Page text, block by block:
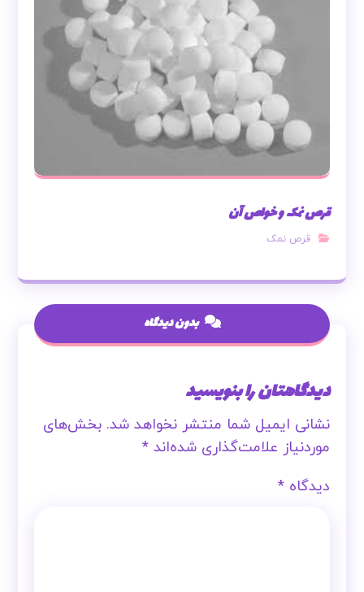
قرص نمک و خواص آن
قرص نمک
بدون دیدگاه
دیدگاهتان را بنویسید
نشانی ایمیل شما منتشر نخواهد شد. بخش‌های
موردنیاز علامت‌گذاری شده‌اند*
دیدگاه*